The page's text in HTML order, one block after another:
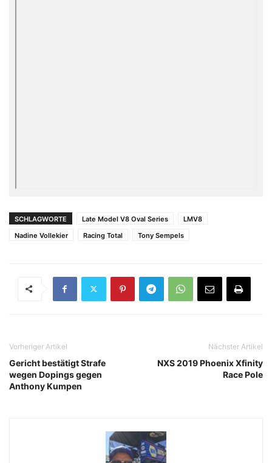
SCHLAGWORTE Late Model V8 Oval Series
LMV8
Nadine Vollekier
Racing Total Tony Sempels
Vorheriger Artikel
Gericht bestätigt Strafe
wegen Dopings gegen
Anthony Kumpen
Nächster Artikel
NXS 2019 Phoenix Xfinity
Race Pole